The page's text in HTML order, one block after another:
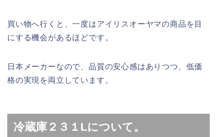
買い物へ行くと、一度はアイリスオーヤマの商品を目
にする機会があるほどです。
日本メーカーなので、品質の安心感はありつつ、低価
格の実現を両立しています。
冷蔵庫２３１Lについて。